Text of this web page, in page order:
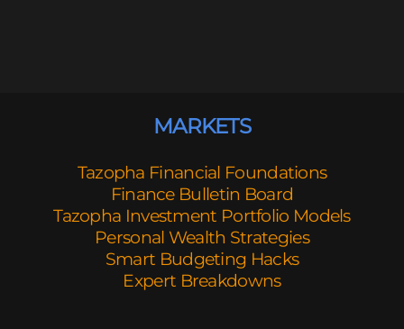
MARKETS
Tazopha Financial Foundations
Finance Bulletin Board
Tazopha Investment Portfolio Models
Personal Wealth Strategies
Smart Budgeting Hacks
Expert Breakdowns